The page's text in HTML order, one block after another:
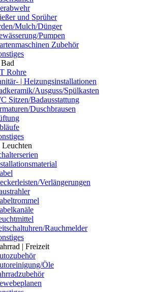
und Sprüher
Mulch/Dünger
Pumpen
Zubehör
Rohre
| Heizungsinstallationen
Ausguss/Spülkasten
Sitzen/Badausstattung
Duschbrausen
Verlängerungen
Rauchmelder
| Freizeit
Öle